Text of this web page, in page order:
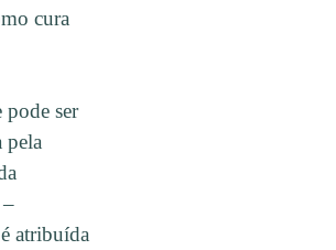
cura
ser
pela
atribuída